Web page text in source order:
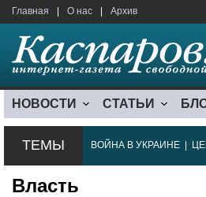
Главная О нас Архив
НОВОСТИ СТАТЬИ
ТЕМЫ ВОЙНА В УКРАИНЕ
Власть